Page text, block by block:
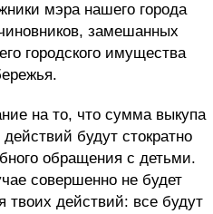
мэра нашего города
замешанных
городского имущества
на то, что сумма выкупа
будут стократно
обращения с детьми.
совершенно не будет
твоих действий: все будут